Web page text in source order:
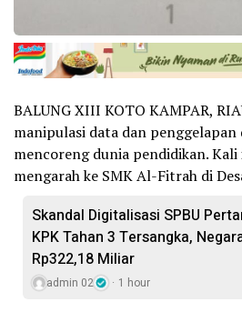
BALUNG XIII KOTO KAMPAR,
manipulasi data dan
mencoreng dunia pendidikan.
mengarah ke SMK Al-Fitrah di
Skandal Digitalisasi SPBU
KPK Tahan 3 Tersangka,
Rp322,18 Miliar
admin 02 1 hour